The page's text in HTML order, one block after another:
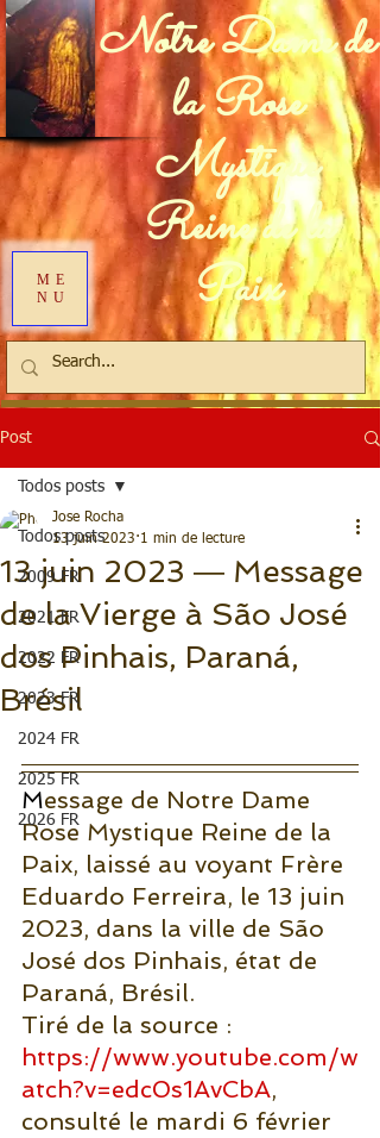
ME
NU
Notre Dame de
la Rose
Mystique
Reine de la
Paix
Post
Todos posts
2009 FR
2021 FR
2022 FR
2023 FR
2024 FR
2025 FR
2026 FR
Todos posts
13 juin 2023 ― Message
de la Vierge à São José
dos Pinhais, Paraná,
Brésil
Jose Rocha
13 juin 2023 1 min de lecture
Message de Notre Dame
Rose Mystique Reine de la
Paix, laissé au voyant Frère
Eduardo Ferreira, le 13 juin
2023, dans la ville de São
José dos Pinhais, état de
Paraná, Brésil.
Tiré de la source :
https://www.youtube.com/w
atch?v=edc0s1AvCbA,
consulté le mardi 6 février